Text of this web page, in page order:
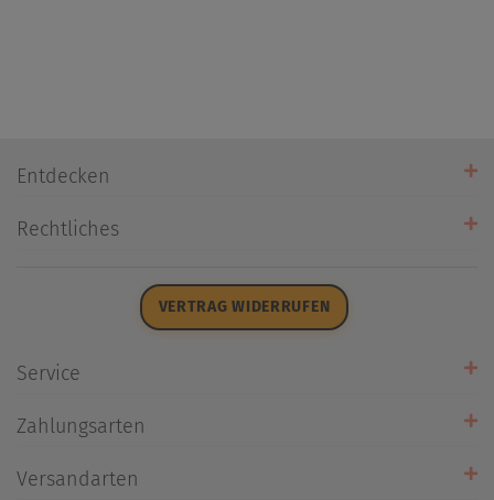
Entdecken
Öffnungszeiten
Rechtliches
VERTRAG WIDERRUFEN
Service
Rückrufservice
Umtausch/Rücksendung
Zahlungsarten
Versandarten